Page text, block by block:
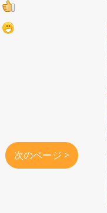
次のページ >